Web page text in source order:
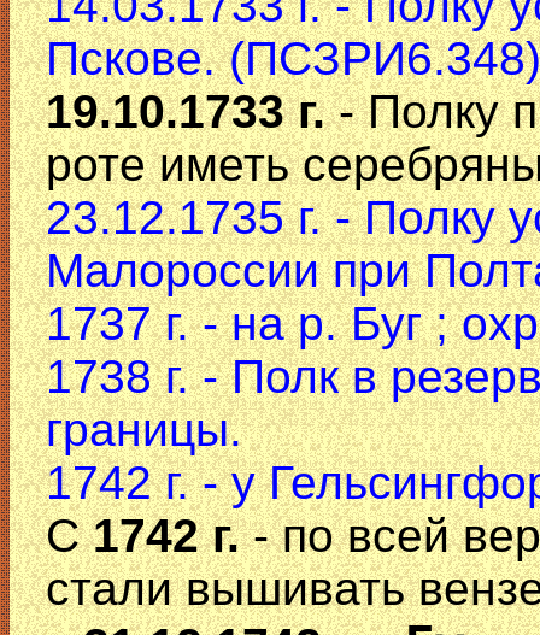
Пскове. (ПСЗРИ6.348)
19.10.1733 г.- Полку
роте иметь
23.12.1735 г. - Полку
Малороссии при
1737 г. - на р. Буг ;
1738 г. - Полк в
границы.
1742 г. - у
С1742 г.- по всей
стали вышивать